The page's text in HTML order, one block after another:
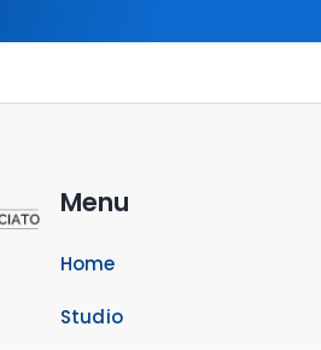
Menu
Home
Studio